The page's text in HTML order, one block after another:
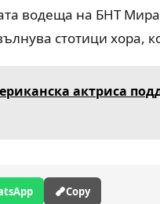
водеща на БНТ
стотици хора,
актриса
Copy